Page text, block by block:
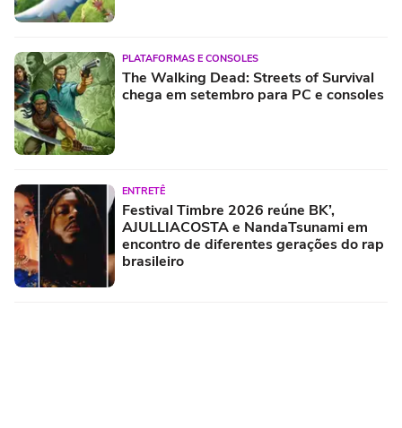
PLATAFORMAS E CONSOLES
The Walking Dead: Streets of Survival
chega em setembro para PC e consoles
ENTRETÊ
Festival Timbre 2026 reúne BK’,
AJULLIACOSTA e NandaTsunami em
encontro de diferentes gerações do rap
brasileiro